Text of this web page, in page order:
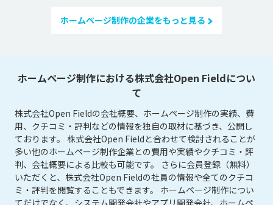
ホームページ制作の企業をもっと見る
ホームページ制作における株式会社Open Fieldについ
て
株式会社Open Fieldの会社概要、ホームページ制作の実績、費
用、クチコミ・評判などの情報を独自の取材に基づき、公開し
ております。 株式会社Open Fieldと合わせて検討されることが
多い他のホームページ制作企業との費用や実績やクチコミ・評
判、会社概要による比較も可能です。 さらに会員登録（無料）
いただくと、株式会社Open Fieldの社員の情報や全てのクチコ
ミ・評判を閲覧することもできます。 ホームページ制作につい
てだけでなく、システム開発会社やアプリ開発会社、ホームペ